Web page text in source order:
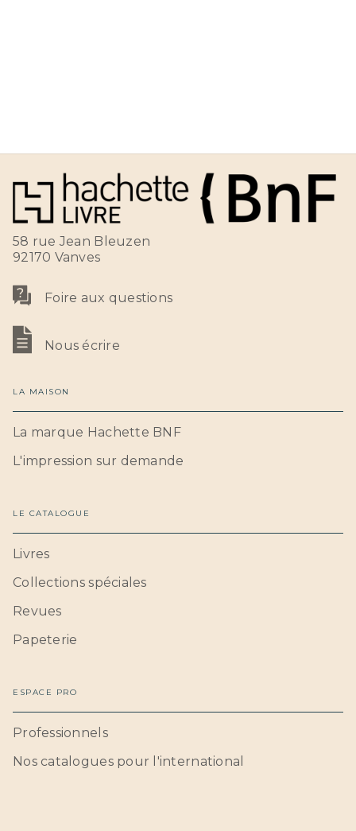
58 rue Jean Bleuzen
92170 Vanves
Foire aux questions
Nous écrire
LA MAISON
La marque Hachette BNF
L'impression sur demande
LE CATALOGUE
Livres
Collections spéciales
Revues
Papeterie
ESPACE PRO
Professionnels
Nos catalogues pour l'international